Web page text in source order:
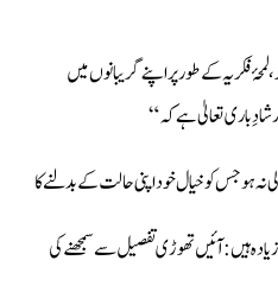
فکریہ کے طور پر اپنے گریبانوں میں
باری تعالیٰ ہے کہ “
ہو جس کو خیال خود اپنی حالت کے بدلنے کا
ہیں: آئيں تھوڑى تفصيل سے سمجھنے كى